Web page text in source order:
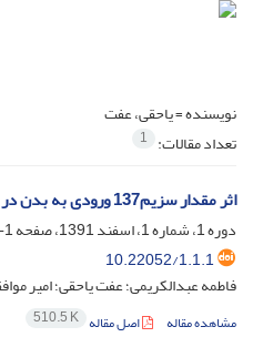
نویسنده =یاحقی، عفت
تعداد مقالات: 1
اثر مقدار سزیم137 ورودی به بدن در جذب آن در بافت
دوره 1، شماره 1، اسفند 1391، صفحه
1-8
10.22052/1.1.1
فاطمه عبدالکریمی؛ عفت یاحقی؛ امیر
مشاهده مقاله اصل مقاله 510.5 K